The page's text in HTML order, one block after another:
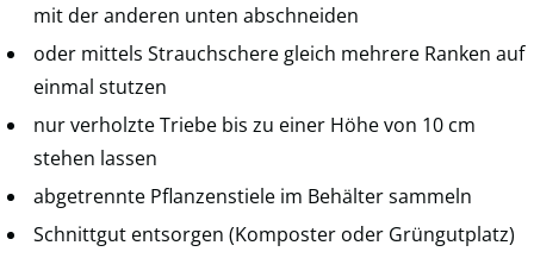
mit der anderen unten abschneiden
oder mittels Strauchschere gleich mehrere Ranken auf
einmal stutzen
nur verholzte Triebe bis zu einer Höhe von 10 cm
stehen lassen
abgetrennte Pflanzenstiele im Behälter sammeln
Schnittgut entsorgen (Komposter oder Grüngutplatz)